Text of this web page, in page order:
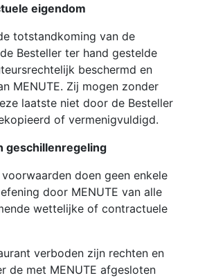
eigendom
totstandkoming van de
Besteller ter hand gestelde
beschermd en
MENUTE. Zij mogen zonder
laatste niet door de Besteller
of vermenigvuldigd.
geschillenregeling
voorwaarden doen geen enkele
door MENUTE van alle
wettelijke of contractuele
verboden zijn rechten en
de met MENUTE afgesloten